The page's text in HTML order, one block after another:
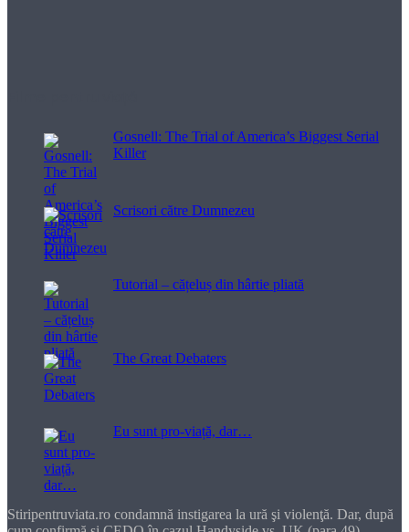
Gosnell: The Trial of America’s Biggest Serial
Killer
Scrisori către Dumnezeu
Tutorial – cățeluș din hârtie pliată
The Great Debaters
Eu sunt pro-viață, dar…
Stiripentruviata.ro condamnă instigarea la ură şi violenţă. Dar, după